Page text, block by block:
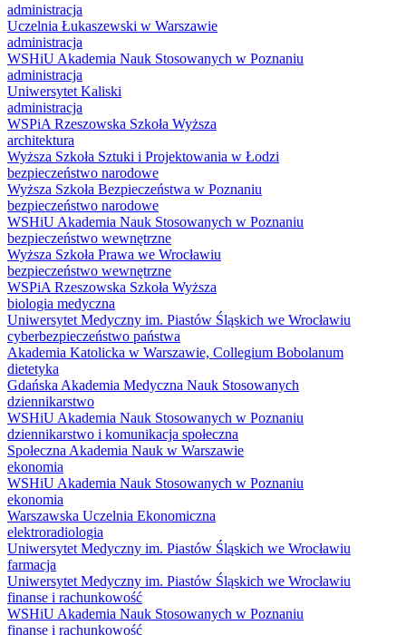
administracja
Uczelnia Łukaszewski w Warszawie
administracja
WSHiU Akademia Nauk Stosowanych w Poznaniu
administracja
Uniwersytet Kaliski
administracja
WSPiA Rzeszowska Szkoła Wyższa
architektura
Wyższa Szkoła Sztuki i Projektowania w Łodzi
bezpieczeństwo narodowe
Wyższa Szkoła Bezpieczeństwa w Poznaniu
bezpieczeństwo narodowe
WSHiU Akademia Nauk Stosowanych w Poznaniu
bezpieczeństwo wewnętrzne
Wyższa Szkoła Prawa we Wrocławiu
bezpieczeństwo wewnętrzne
WSPiA Rzeszowska Szkoła Wyższa
biologia medyczna
Uniwersytet Medyczny im. Piastów Śląskich we Wrocławiu
cyberbezpieczeństwo państwa
Akademia Katolicka w Warszawie, Collegium Bobolanum
dietetyka
Gdańska Akademia Medyczna Nauk Stosowanych
dziennikarstwo
WSHiU Akademia Nauk Stosowanych w Poznaniu
dziennikarstwo i komunikacja społeczna
Społeczna Akademia Nauk w Warszawie
ekonomia
WSHiU Akademia Nauk Stosowanych w Poznaniu
ekonomia
Warszawska Uczelnia Ekonomiczna
elektroradiologia
Uniwersytet Medyczny im. Piastów Śląskich we Wrocławiu
farmacja
Uniwersytet Medyczny im. Piastów Śląskich we Wrocławiu
finanse i rachunkowość
WSHiU Akademia Nauk Stosowanych w Poznaniu
finanse i rachunkowość